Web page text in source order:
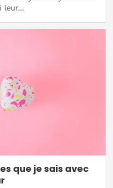
leur…
que je sais avec